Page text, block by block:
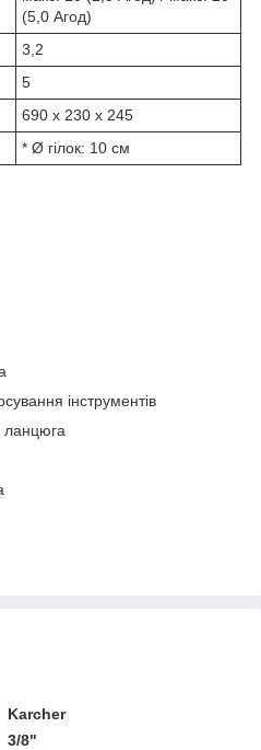
(5,0 Aгод)
3,2
5
690 x 230 x 245
* Ø гілок: 10 см
інструментів
ланцюга
Karcher
3/8"